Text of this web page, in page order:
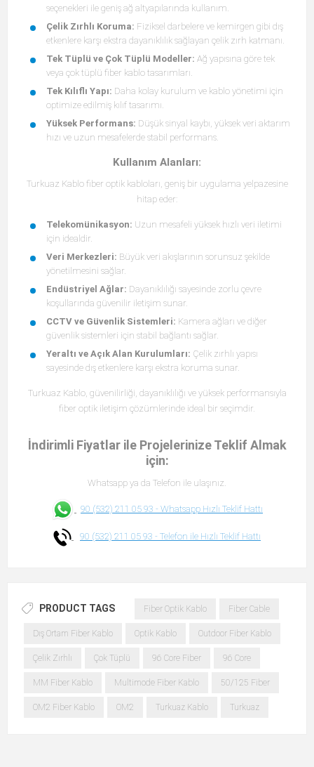
seçenekleri ile geniş ağ altyapılarında kullanım.
Çelik Zırhlı Koruma: Fiziksel darbelere ve kemirgen gibi dış
etkenlere karşı ekstra dayanıklılık sağlayan çelik zırh katmanı.
Tek Tüplü ve Çok Tüplü Modeller: Ağ yapısına göre tek
veya çok tüplü fiber kablo tasarımları.
Tek Kılıflı Yapı: Daha kolay kurulum ve kablo yönetimi için
optimize edilmiş kılıf tasarımı.
Yüksek Performans: Düşük sinyal kaybı, yüksek veri aktarım
hızı ve uzun mesafelerde stabil performans.
Kullanım Alanları:
Turkuaz Kablo fiber optik kabloları, geniş bir uygulama yelpazesine
hitap eder:
Telekomünikasyon: Uzun mesafeli yüksek hızlı veri iletimi
için idealdir.
Veri Merkezleri: Büyük veri akışlarının sorunsuz şekilde
yönetilmesini sağlar.
Endüstriyel Ağlar: Dayanıklılığı sayesinde zorlu çevre
koşullarında güvenilir iletişim sunar.
CCTV ve Güvenlik Sistemleri: Kamera ağları ve diğer
güvenlik sistemleri için stabil bağlantı sağlar.
Yeraltı ve Açık Alan Kurulumları: Çelik zırhlı yapısı
sayesinde dış etkenlere karşı ekstra koruma sunar.
Turkuaz Kablo, güvenilirliği, dayanıklılığı ve yüksek performansıyla
fiber optik iletişim çözümlerinde ideal bir seçimdir.
İndirimli Fiyatlar ile Projelerinize Teklif Almak
için:
Whatsapp ya da Telefon ile ulaşınız.
90 (532) 211 05 93 - Whatsapp Hızlı Teklif Hattı
90 (532) 211 05 93 - Telefon ile Hızlı Teklif Hattı
PRODUCT TAGS Fiber Optik Kablo Fiber Cable
Dış Ortam Fiber Kablo Optik Kablo Outdoor Fiber Kablo
Çelik Zırhlı Çok Tüplü 96 Core Fiber 96 Core
MM Fiber Kablo Multimode Fiber Kablo 50/125 Fiber
OM2 Fiber Kablo OM2 Turkuaz Kablo Turkuaz